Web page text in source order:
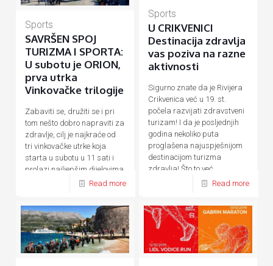
Sports
SAVRŠEN SPOJ
TURIZMA I SPORTA:
U subotu je ORION,
prva utrka
Vinkovačke trilogije
Zabaviti se, družiti se i pri
tom nešto dobro napraviti za
zdravlje, cilj je najkraće od
tri vinkovačke utrke koja
starta u subotu u 11 sati i
prolazi najljepšim dijelovima
Read more
Sports
U CRIKVENICI
Destinacija zdravlja
vas poziva na razne
aktivnosti
Sigurno znate da je Rivijera
Crikvenica već u 19. st.
počela razvijati zdravstveni
turizam! I da je posljednjih
godina nekoliko puta
proglašena najuspješnijom
destinacijom turizma
zdravlja! Što to već
[…] Read more